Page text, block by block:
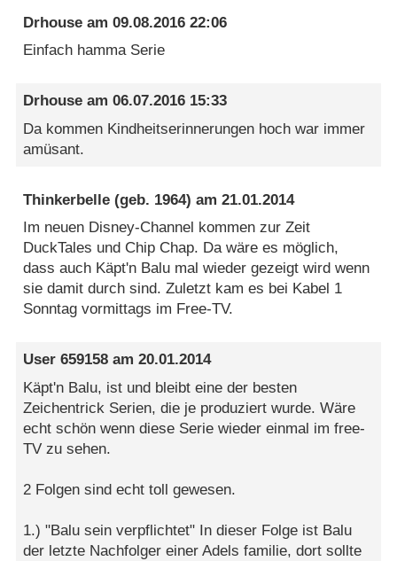
Drhouse am09.08.2016 22:06
Einfach hamma Serie
Drhouse am06.07.2016 15:33
Da kommen Kindheitserinnerungen hoch war immer
amüsant.
Thinkerbelle (geb. 1964) am21.01.2014
Im neuen Disney-Channel kommen zur Zeit
DuckTales und Chip Chap. Da wäre es möglich,
dass auch Käpt'n Balu mal wieder gezeigt wird wenn
sie damit durch sind. Zuletzt kam es bei Kabel 1
Sonntag vormittags im Free-TV.
User 659158 am20.01.2014
Käpt'n Balu, ist und bleibt eine der besten
Zeichentrick Serien, die je produziert wurde. Wäre
echt schön wenn diese Serie wieder einmal im free-
TV zu sehen.
2 Folgen sind echt toll gewesen.
1.) "Balu sein verpflichtet" In dieser Folge ist Balu
der letzte Nachfolger einer Adels familie, dort sollte